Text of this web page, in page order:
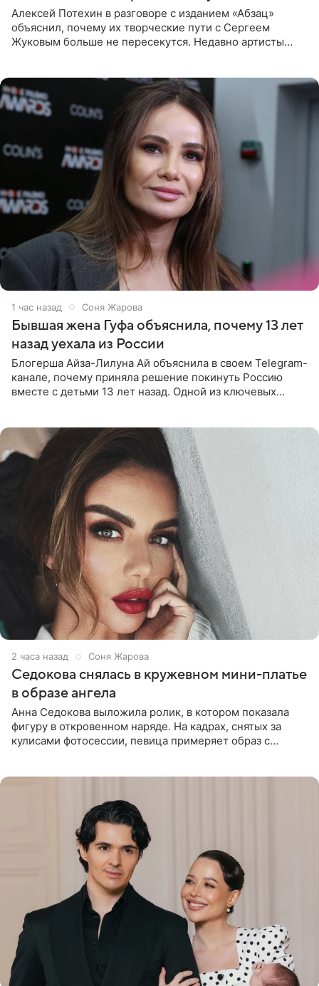
Алексей Потехин в разговоре с изданием «Абзац»
объяснил, почему их творческие пути с Сергеем
Жуковым больше не пересекутся. Недавно артисты
1 час назад Соня Жарова
Бывшая жена Гуфа объяснила, почему 13 лет
назад уехала из России
Блогерша Айза-Лилуна Ай объяснила в своем Telegram-
канале, почему приняла решение покинуть Россию
вместе с детьми 13 лет назад. Одной из ключевых
2 часа назад Соня Жарова
Седокова снялась в кружевном мини-платье
в образе ангела
Анна Седокова выложила ролик, в котором показала
фигуру в откровенном наряде. На кадрах, снятых за
кулисами фотосессии, певица примеряет образ с